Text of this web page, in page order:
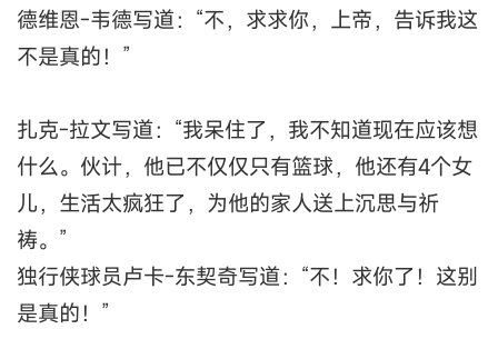
德维恩-韦德写道：“不，求求你，上帝，告诉我这
不是真的！”
扎克-拉文写道：“我呆住了，我不知道现在应该想
什么。伙计，他已不仅仅只有篮球，他还有4个女
儿，生活太疯狂了，为他的家人送上沉思与祈
祷。”
独行侠球员卢卡-东契奇写道：“不！求你了！这别
是真的！”